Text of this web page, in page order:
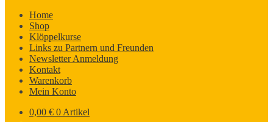
Home
Shop
Klöppelkurse
Links zu Partnern und Freunden
Newsletter Anmeldung
Kontakt
Warenkorb
Mein Konto
0,00 € 0 Artikel